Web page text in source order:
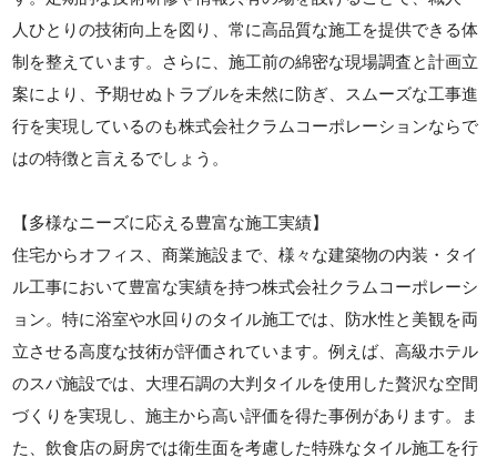
人ひとりの技術向上を図り、常に高品質な施工を提供できる体
制を整えています。さらに、施工前の綿密な現場調査と計画立
案により、予期せぬトラブルを未然に防ぎ、スムーズな工事進
行を実現しているのも株式会社クラムコーポレーションならで
はの特徴と言えるでしょう。
【多様なニーズに応える豊富な施工実績】
住宅からオフィス、商業施設まで、様々な建築物の内装・タイ
ル工事において豊富な実績を持つ株式会社クラムコーポレーシ
ョン。特に浴室や水回りのタイル施工では、防水性と美観を両
立させる高度な技術が評価されています。例えば、高級ホテル
のスパ施設では、大理石調の大判タイルを使用した贅沢な空間
づくりを実現し、施主から高い評価を得た事例があります。ま
た、飲食店の厨房では衛生面を考慮した特殊なタイル施工を行